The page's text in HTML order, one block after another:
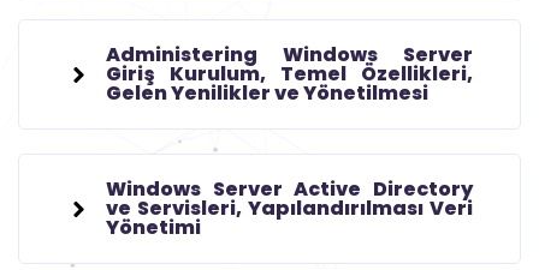
Administering Windows Server
Giriş Kurulum, Temel Özellikleri,
Gelen Yenilikler ve Yönetilmesi
Windows Server Active Directory
ve Servisleri, Yapılandırılması Veri
Yönetimi